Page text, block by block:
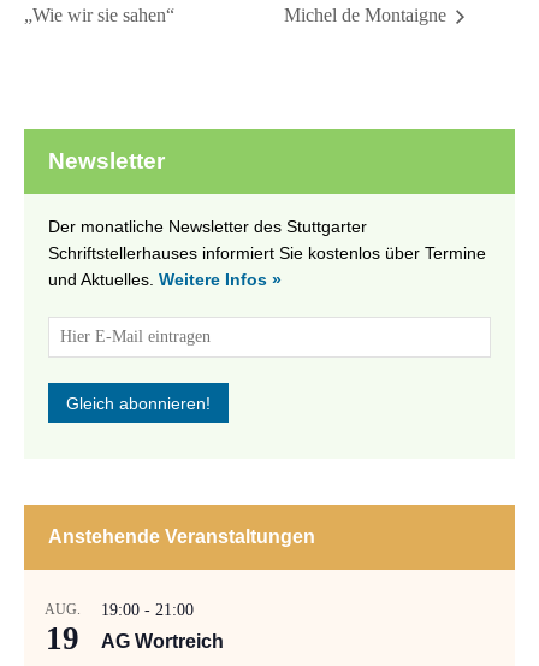
„Wie wir sie sahen“
Michel de Montaigne
Newsletter
Der monatliche Newsletter des Stuttgarter
Schriftstellerhauses informiert Sie kostenlos über Termine
und Aktuelles. Weitere Infos »
Anstehende Veranstaltungen
AUG.
19
19:00 - 21:00
AG Wortreich